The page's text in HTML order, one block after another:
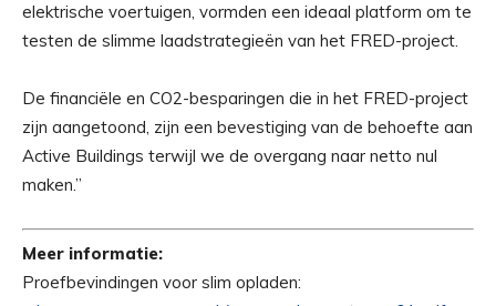
elektrische voertuigen, vormden een ideaal platform om te
testen de slimme laadstrategieën van het FRED-project.
De financiële en CO2-besparingen die in het FRED-project
zijn aangetoond, zijn een bevestiging van de behoefte aan
Active Buildings terwijl we de overgang naar netto nul
maken.”
Meer informatie:
Proefbevindingen voor slim opladen: